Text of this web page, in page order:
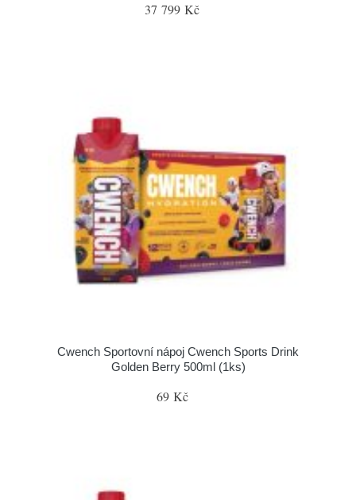
37 799 Kč
Cwench Sportovní nápoj Cwench Sports Drink
Golden Berry 500ml (1ks)
69 Kč